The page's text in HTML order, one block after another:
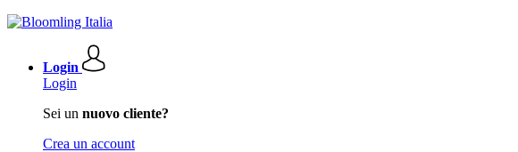
Login
Login
Sei un nuovo cliente?
Crea un account